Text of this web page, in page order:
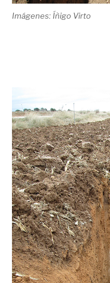
Imágenes: Íñigo Virto